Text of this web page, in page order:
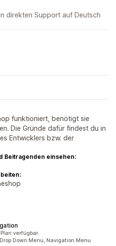
direkten Support auf Deutsch
funktioniert, benötigt sie
Die Gründe dafür findest du in
Entwicklers bzw. der
Beitragenden einsehen:
verfügbar
Down Menu, Navigation Menu